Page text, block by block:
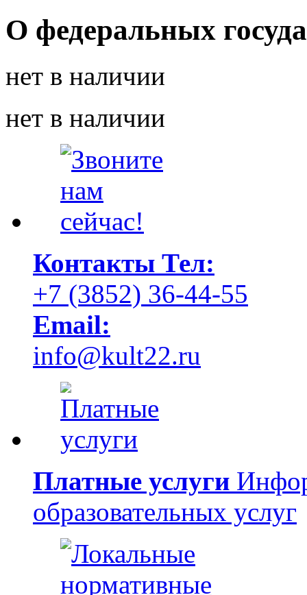
О федеральных
нет в наличии
нет в наличии
Контакты Тел:
+7 (3852) 36-44-55
Email:
info@kult22.ru
Платные услуги
образовательных услуг